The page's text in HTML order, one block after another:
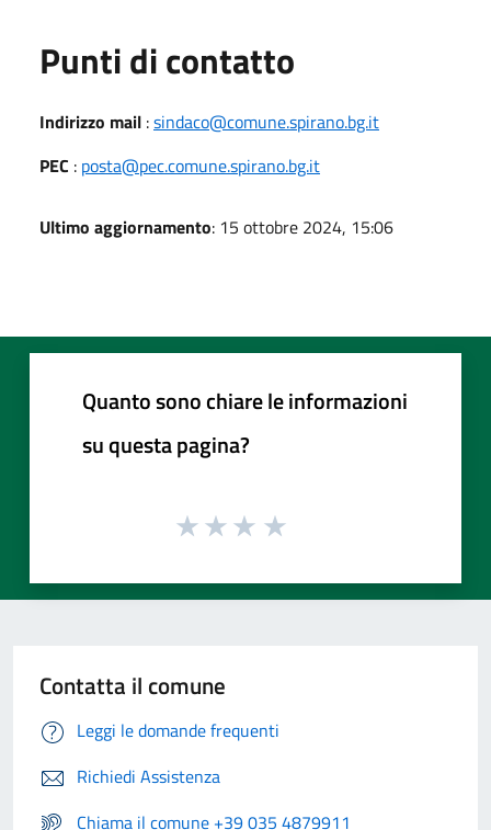
Punti di contatto
Indirizzo mail :sindaco@comune.spirano.bg.it
PEC : posta@pec.comune.spirano.bg.it
Ultimo aggiornamento: 15 ottobre 2024, 15:06
Quanto sono chiare le informazioni
su questa pagina?
Contatta il comune
Leggi le domande frequenti
Richiedi Assistenza
Chiama il comune +39 035 4879911